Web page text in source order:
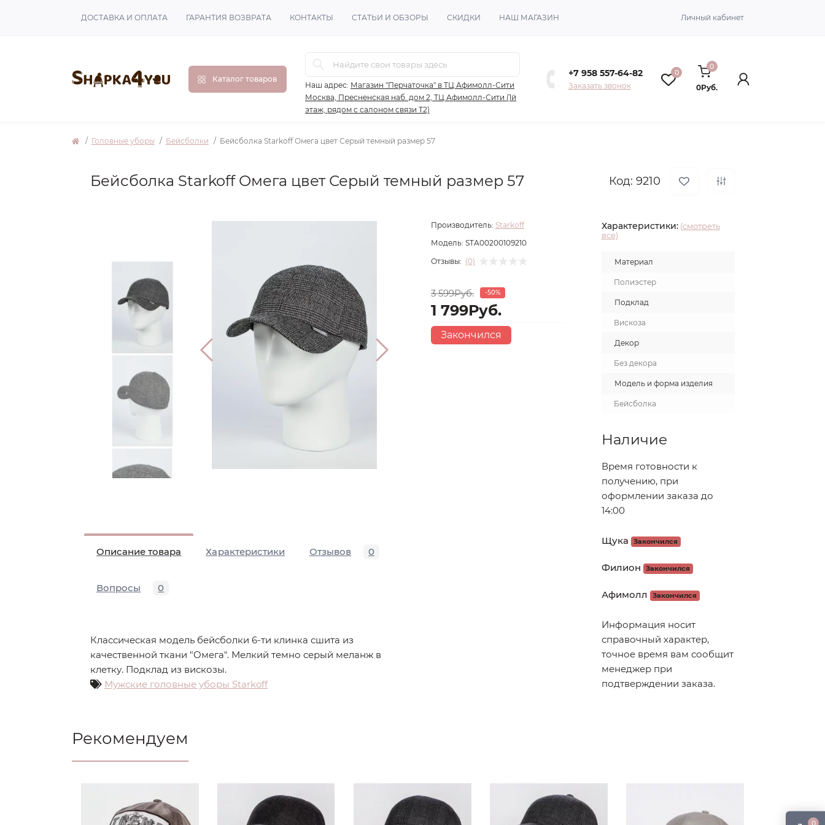
0
ДОСТАВКА И ОПЛАТА ГАРАНТИЯ ВОЗВРАТА КОНТАКТЫ СТАТЬИ И ОБЗОРЫ СКИДКИ НАШ МАГАЗИН Личный кабинет
Каталог товаров
Наш адрес: Магазин "Перчаточка" в ТЦ Афимолл-Сити
Москва, Пресненская наб. дом 2, ТЦ Афимолл-Сити (1й
этаж, рядом с салоном связи Т2)
+7 958 557-64-82
Заказать звонок
0
0
0Руб.
Головные уборы Бейсболки Бейсболка Starkoff Омега цвет Серый темный размер 57
Бейсболка Starkoff Омега цвет Серый темный размер 57 Код: 9210
Описание товара Характеристики Отзывов 0
Вопросы 0
Классическая модель бейсболки 6-ти клинка сшита из
качественной ткани "Омега". Мелкий темно серый меланж в
клетку. Подклад из вискозы.
Мужские головные уборы Starkoff
Производитель: Starkoff
Модель: STA00200109210
Отзывы: (0)
3 599Руб. -50%
1 799Руб.
Закончился
Характеристики: (смотреть
все)
Материал
Полиэстер
Подклад
Вискоза
Декор
Без декора
Модель и форма изделия
Бейсболка
Наличие
Время готовности к
получению, при
оформлении заказа до
14:00
Щука Закончился
Филион Закончился
Афимолл Закончился
Информация носит
справочный характер,
точное время вам сообщит
менеджер при
подтверждении заказа.
Рекомендуем